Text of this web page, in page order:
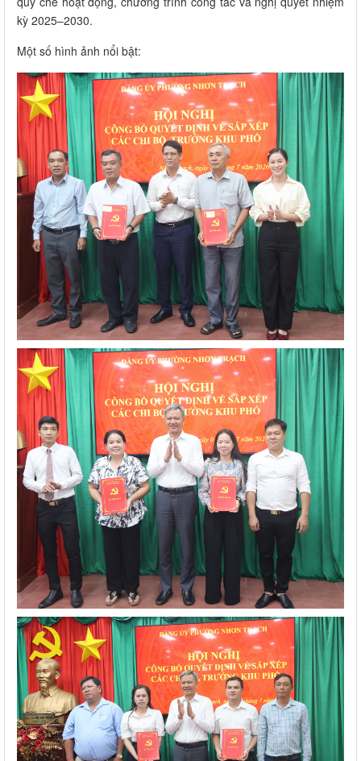
kỳ 2025–2030.
Một số hình ảnh nổi bật: